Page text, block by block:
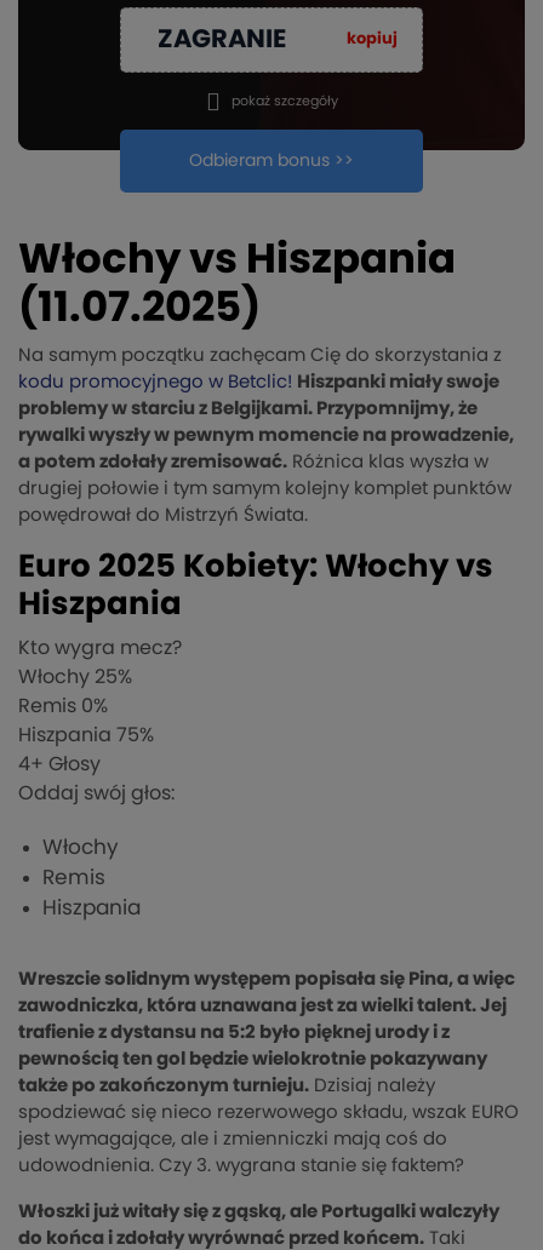
ZAGRANIE kopiuj
Odbieram bonus >>
pokaż szczegóły
Włochy vs Hiszpania
(11.07.2025)
Na samym początku zachęcam Cię do skorzystania z
kodu promocyjnego w Betclic! Hiszpanki miały swoje
problemy w starciu z Belgijkami. Przypomnijmy, że
rywalki wyszły w pewnym momencie na prowadzenie,
a potem zdołały zremisować. Różnica klas wyszła w
drugiej połowie i tym samym kolejny komplet punktów
powędrował do Mistrzyń Świata.
Euro 2025 Kobiety: Włochy vs
Hiszpania
Kto wygra mecz?
Włochy 25%
Remis 0%
Hiszpania 75%
4+ Głosy
Oddaj swój głos:
Włochy
Remis
Hiszpania
Wreszcie solidnym występem popisała się Pina, a więc
zawodniczka, która uznawana jest za wielki talent. Jej
trafienie z dystansu na 5:2 było pięknej urody i z
pewnością ten gol będzie wielokrotnie pokazywany
także po zakończonym turnieju. Dzisiaj należy
spodziewać się nieco rezerwowego składu, wszak EURO
jest wymagające, ale i zmienniczki mają coś do
udowodnienia. Czy 3. wygrana stanie się faktem?
Włoszki już witały się z gąską, ale Portugalki walczyły
do końca i zdołały wyrównać przed końcem. Taki